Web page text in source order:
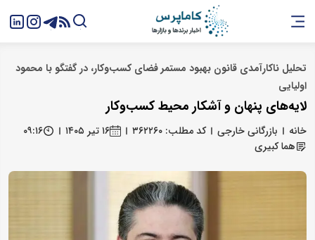
تحلیل ناکارآمدی قانون بهبود مستمر فضای کسب‌وکار، در گفتگو با محمود
اولیایی
لایه‌های پنهان و آشکار محیط کسب‌وکار
خانه بازرگانی خارجی کد مطلب: ۳۶۲۲۶۰ ۱۶ تیر ۱۴۰۵
۰۹:۱۶
هما کبیری